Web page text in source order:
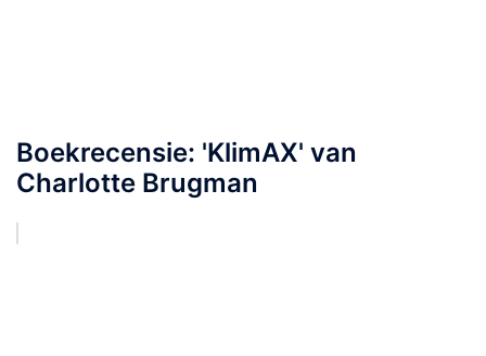
Boekrecensie: 'KlimAX' van
Charlotte Brugman